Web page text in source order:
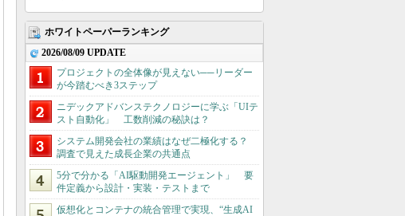
ホワイトペーパーランキング
2026/08/09 UPDATE
プロジェクトの全体像が見えない──リーダー
が今踏むべき3ステップ
ニデックアドバンステクノロジーに学ぶ「UIテ
スト自動化」 工数削減の秘訣は？
システム開発会社の業績はなぜ二極化する？
調査で見えた成長企業の共通点
5分で分かる「AI駆動開発エージェント」 要
件定義から設計・実装・テストまで
仮想化とコンテナの統合管理で実現、“生成AI